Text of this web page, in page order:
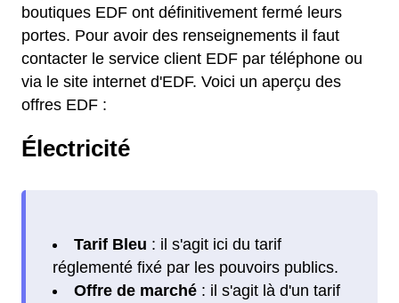
boutiques EDF ont définitivement fermé leurs
portes. Pour avoir des renseignements il faut
contacter le service client EDF par téléphone ou
via le site internet d'EDF. Voici un aperçu des
offres EDF :
Électricité
Tarif Bleu : il s'agit ici du tarif
réglementé fixé par les pouvoirs publics.
Offre de marché: il s'agit là d'un tarif